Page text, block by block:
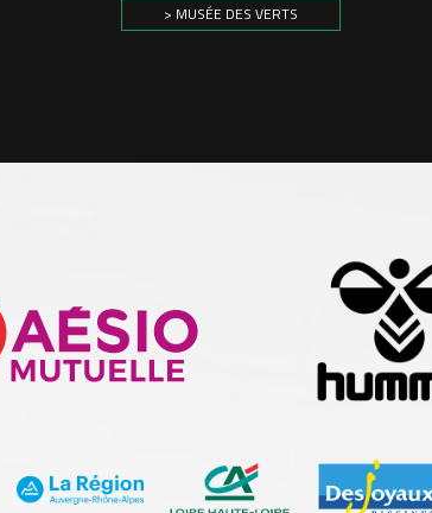
> MUSÉE DES VERTS